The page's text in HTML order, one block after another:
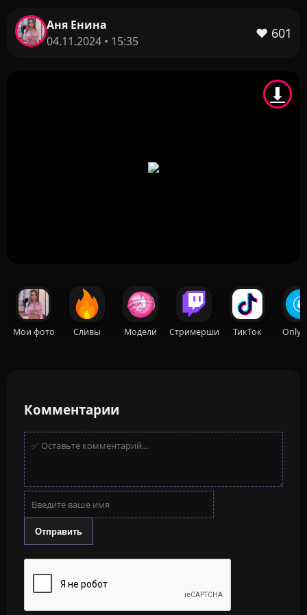
Аня Енина
04.11.2024 • 15:35
❤️ 601
⬇
Мои фото Сливы Модели Стримерши ТикТок
Комментарии